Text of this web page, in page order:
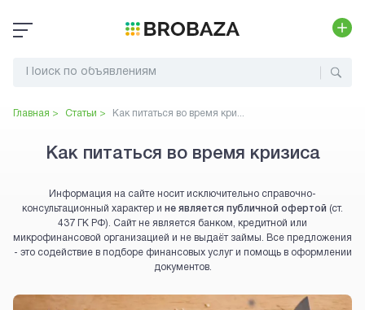
Главная > Статьи > Как питаться во время кри...
Как питаться во время кризиса
Информация на сайте носит исключительно справочно-
консультационный характер и не является публичной офертой (ст.
437 ГК РФ). Сайт не является банком, кредитной или
микрофинансовой организацией и не выдаёт займы. Все предложения
- это содействие в подборе финансовых услуг и помощь в оформлении
документов.